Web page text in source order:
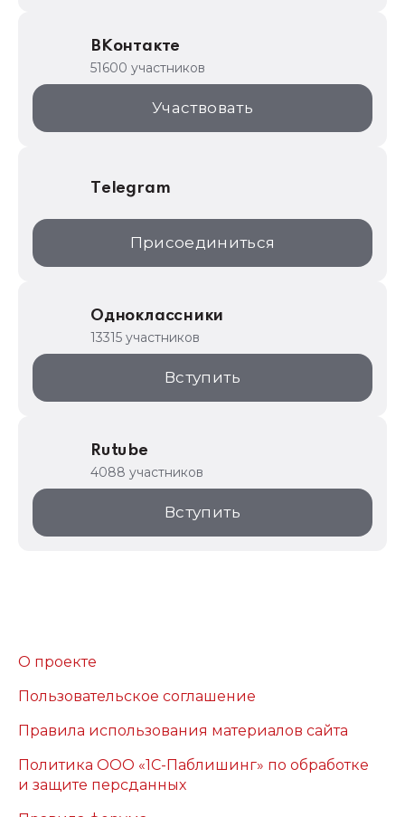
1С:Торговая площадка
ВКонтакте
51600 участников
Участвовать
Telegram
Присоединиться
Одноклассники
13315 участников
Вступить
Rutube
4088 участников
Вступить
О проекте
Пользовательское соглашение
Правила использования материалов сайта
Политика ООО «1С-Паблишинг» по обработке
и защите персданных